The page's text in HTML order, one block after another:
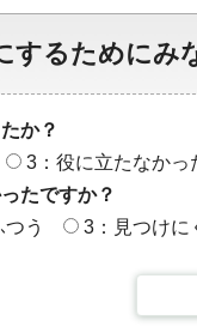
するためにみ
か？
3：役に立たなかっ
たですか？
う 3：見つけに